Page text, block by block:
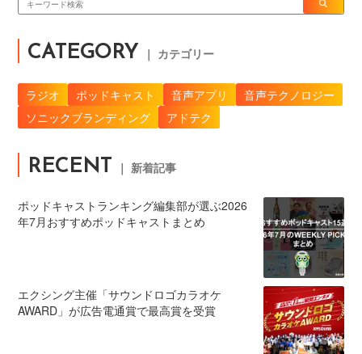
CATEGORY ｜ カテゴリー
ラジオ ポッドキャスト 音声アプリ
音声テクノロジー
ソニックブランディング
アドテク
RECENT ｜ 新着記事
ポッドキャストランキング編集部が選ぶ2026
年7月おすすめポッドキャストまとめ
エクシング主催「サウンドロゴカラオケ
AWARD」が広告電通賞で最高賞を受賞